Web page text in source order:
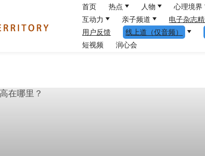
首页 热点 人物 心理境界
互动力
亲子频道 电子杂志
用户反馈
线上道（仅音频）
短视频
润心会